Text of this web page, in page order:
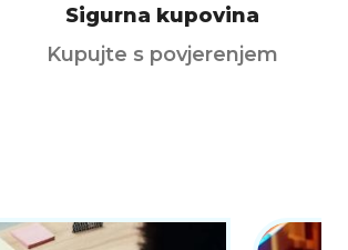
Sigurna kupovina
Kupujte s povjerenjem